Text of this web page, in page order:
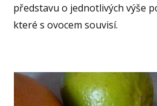
představu o jednotlivých výše
které s ovocem souvisí.